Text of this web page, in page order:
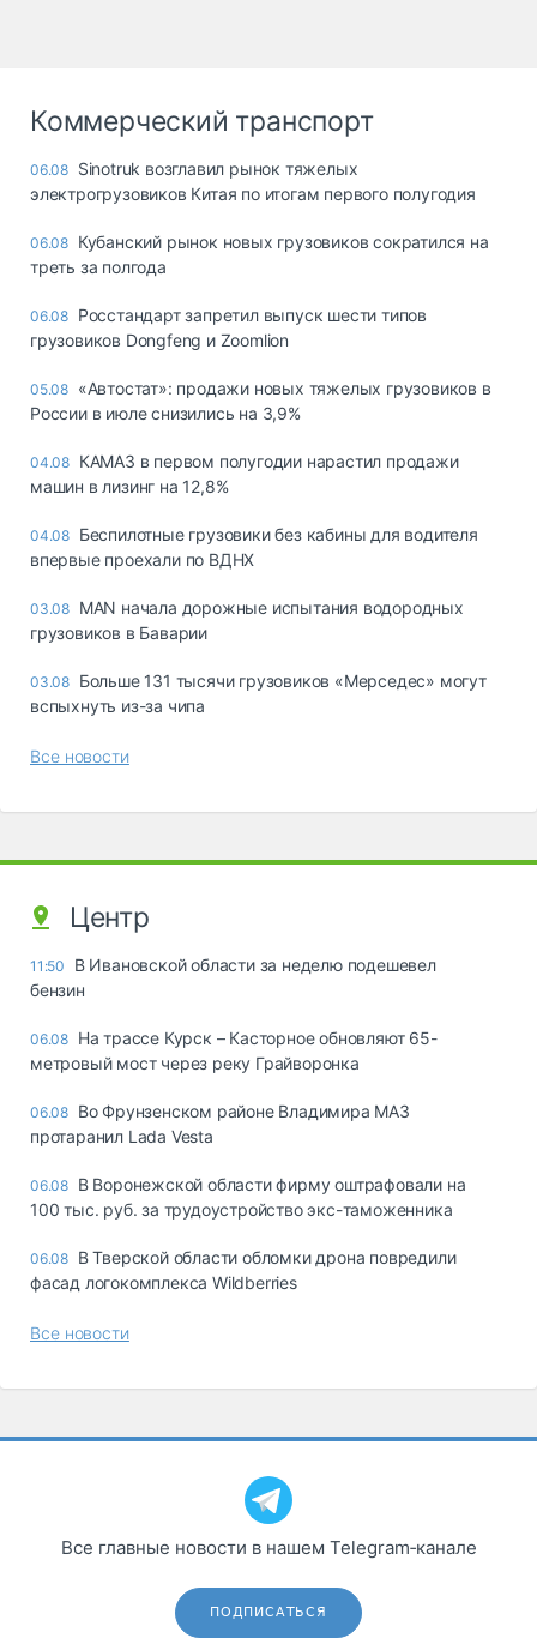
Коммерческий транспорт
06.08 Sinotruk возглавил рынок тяжелых
электрогрузовиков Китая по итогам первого полугодия
06.08 Кубанский рынок новых грузовиков сократился на
треть за полгода
06.08 Росстандарт запретил выпуск шести типов
грузовиков Dongfeng и Zoomlion
05.08 «Автостат»: продажи новых тяжелых грузовиков в
России в июле снизились на 3,9%
04.08 КАМАЗ в первом полугодии нарастил продажи
машин в лизинг на 12,8%
04.08 Беспилотные грузовики без кабины для водителя
впервые проехали по ВДНХ
03.08 MAN начала дорожные испытания водородных
грузовиков в Баварии
03.08 Больше 131 тысячи грузовиков «Мерседес» могут
вспыхнуть из-за чипа
Все новости
Центр
11:50
В Ивановской области за неделю подешевел
бензин
06.08 На трассе Курск – Касторное обновляют 65-
метровый мост через реку Грайворонка
06.08 Во Фрунзенском районе Владимира МАЗ
протаранил Lada Vesta
06.08 В Воронежской области фирму оштрафовали на
100 тыс. руб. за трудоустройство экс-таможенника
06.08 В Тверской области обломки дрона повредили
фасад логокомплекса Wildberries
Все новости
Все главные новости в нашем Telegram‑канале
ПОДПИСАТЬСЯ